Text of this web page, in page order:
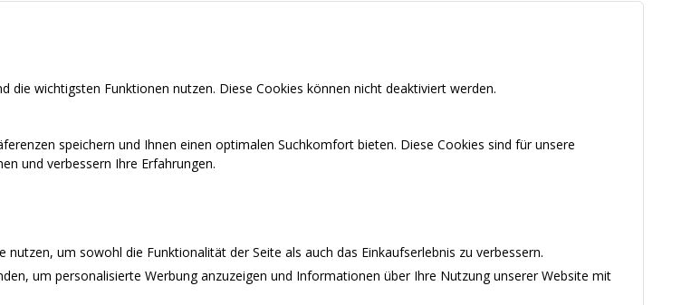
die wichtigsten Funktionen nutzen. Diese Cookies können nicht deaktiviert werden.
speichern und Ihnen einen optimalen Suchkomfort bieten. Diese Cookies sind für unsere
und verbessern Ihre Erfahrungen.
um sowohl die Funktionalität der Seite als auch das Einkaufserlebnis zu verbessern.
um personalisierte Werbung anzuzeigen und Informationen über Ihre Nutzung unserer Website mit